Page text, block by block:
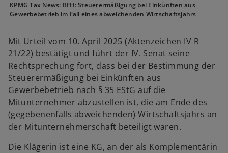
KPMG Tax News: BFH: Steuerermäßigung bei Einkünften aus
Gewerbebetrieb im Fall eines abweichenden Wirtschaftsjahrs
Mit Urteil vom 10. April 2025 (Aktenzeichen IV R
21/22) bestätigt und führt der IV. Senat seine
Rechtsprechung fort, dass bei der Bestimmung der
Steuerermäßigung bei Einkünften aus
Gewerbebetrieb nach § 35 EStG auf die
Mitunternehmer abzustellen ist, die am Ende des
(gegebenenfalls abweichenden) Wirtschaftsjahrs an
der Mitunternehmerschaft beteiligt waren.
Die Klägerin ist eine KG, an der als Komplementärin